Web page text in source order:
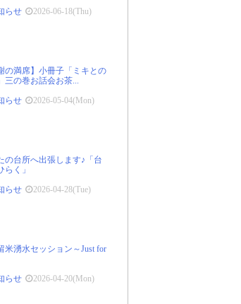
らせ
2026-06-18(Thu)
の満席】小冊子「ミキとの
三の巻お話会お茶...
らせ
2026-05-04(Mon)
の台所へ出張します♪「台
らく」
らせ
2026-04-28(Tue)
米湧水セッション～Just for
らせ
2026-04-20(Mon)